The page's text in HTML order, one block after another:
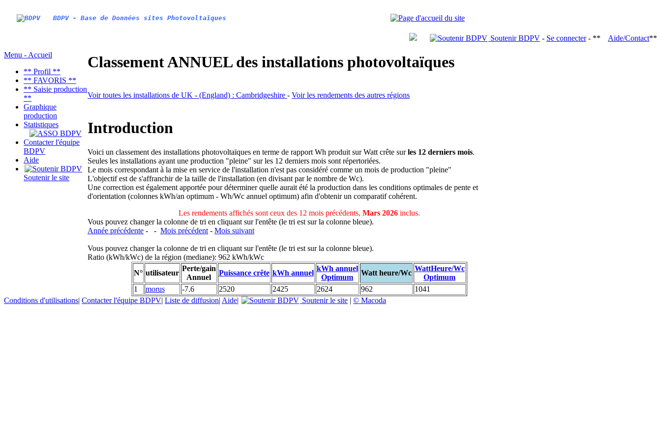
BDPV - Base de Données sites Photovoltaïques
Soutenir BDPV - Se connecter- ** Aide/Contact**
Menu - Accueil
** Profil **
** FAVORIS **
** Saisie production
**
Graphique
production
Statistiques
Contacter l'équipe
BDPV
Aide
Soutenir le site
Classement ANNUEL des installations photovoltaïques
Voir toutes les installations de UK - (England) : Cambridgeshire - Voir les rendements des autres régions
Introduction
Voici un classement des installations photovoltaïques en terme de rapport Wh produit sur Watt crête surles 12 derniers mois.
Seules les installations ayant une production "pleine" sur les 12 derniers mois sont répertoriées.
Le mois correspondant à la mise en service de l'installation n'est pas considéré comme un mois de production "pleine"
L'objectif est de s'affranchir de la taille de l'installation (en divisant par le nombre de Wc).
Une correction est également apportée pour déterminer quelle aurait été la production dans les conditions optimales de pente et
d'orientation (colonnes kWh/an optimum - Wh/Wc annuel optimum) afin d'obtenir un comparatif cohérent.
Les rendements affichés sont ceux des 12 mois précédents, Mars 2026inclus.
Vous pouvez changer la colonne de tri en cliquant sur l'entête (le tri est sur la colonne bleue).
Année précédente - - Mois précédent - Mois suivant
Vous pouvez changer la colonne de tri en cliquant sur l'entête (le tri est sur la colonne bleue).
Ratio (kWh/kWc) de la région (mediane): 962 kWh/kWc
N° utilisateur
Perte/gain
Annuel
Puissance crête kWh annuel
kWh annuel
Optimum
Watt heure/Wc
WattHeure/Wc
Optimum
1
morus -7.6 2520 2425 2624 962
1041
Conditions d'utilisations| Contacter l'équipe BDPV| Liste de diffusion| Aide| Soutenir le site | © Macoda